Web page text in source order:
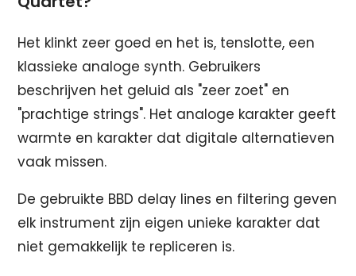
Het klinkt zeer goed en het is, tenslotte, een
klassieke analoge synth. Gebruikers
beschrijven het geluid als "zeer zoet" en
"prachtige strings". Het analoge karakter geeft
warmte en karakter dat digitale alternatieven
vaak missen.
De gebruikte BBD delay lines en filtering geven
elk instrument zijn eigen unieke karakter dat
niet gemakkelijk te repliceren is.